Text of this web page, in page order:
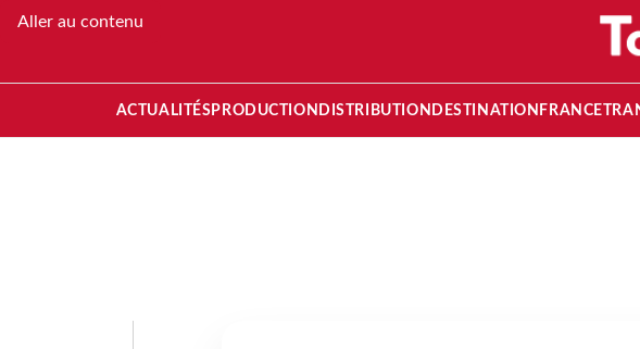
Aller au contenu
ACTUALITÉS PRODUCTION DISTRIBUTION DESTINATION FRANCE